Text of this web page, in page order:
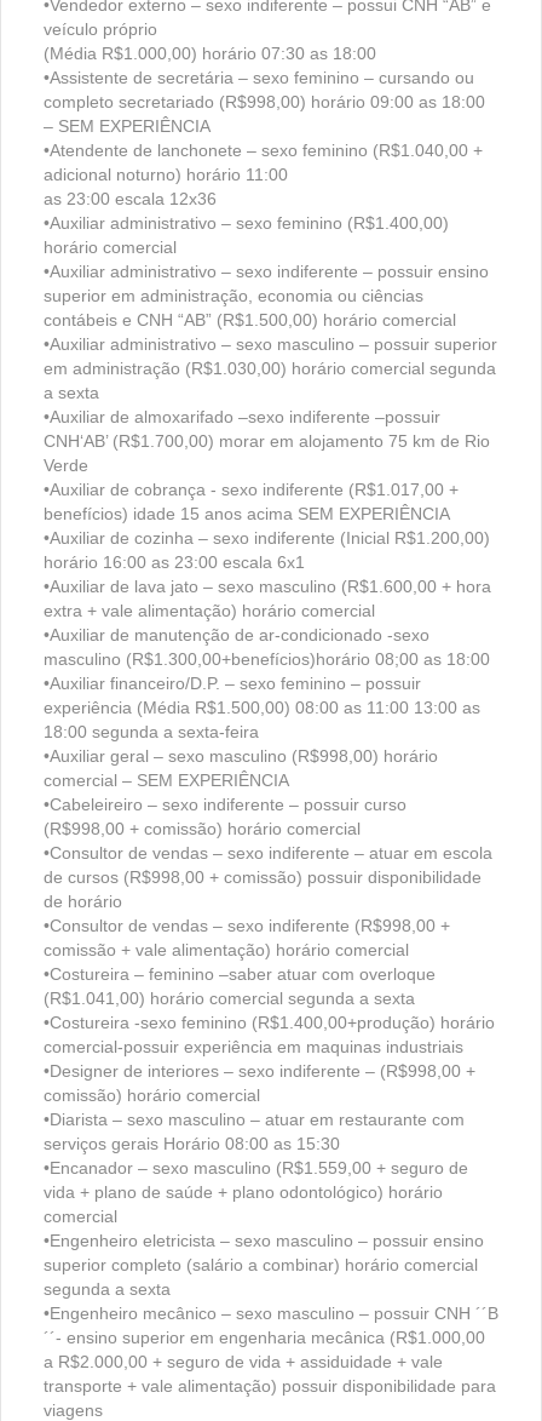
•Vendedor externo – sexo indiferente – possui CNH “AB” e
veículo próprio
(Média R$1.000,00) horário 07:30 as 18:00
•Assistente de secretária – sexo feminino – cursando ou
completo secretariado (R$998,00) horário 09:00 as 18:00
– SEM EXPERIÊNCIA
•Atendente de lanchonete – sexo feminino (R$1.040,00 +
adicional noturno) horário 11:00
as 23:00 escala 12x36
•Auxiliar administrativo – sexo feminino (R$1.400,00)
horário comercial
•Auxiliar administrativo – sexo indiferente – possuir ensino
superior em administração, economia ou ciências
contábeis e CNH “AB” (R$1.500,00) horário comercial
•Auxiliar administrativo – sexo masculino – possuir superior
em administração (R$1.030,00) horário comercial segunda
a sexta
•Auxiliar de almoxarifado –sexo indiferente –possuir
CNH‘AB’ (R$1.700,00) morar em alojamento 75 km de Rio
Verde
•Auxiliar de cobrança - sexo indiferente (R$1.017,00 +
benefícios) idade 15 anos acima SEM EXPERIÊNCIA
•Auxiliar de cozinha – sexo indiferente (Inicial R$1.200,00)
horário 16:00 as 23:00 escala 6x1
•Auxiliar de lava jato – sexo masculino (R$1.600,00 + hora
extra + vale alimentação) horário comercial
•Auxiliar de manutenção de ar-condicionado -sexo
masculino (R$1.300,00+benefícios)horário 08;00 as 18:00
•Auxiliar financeiro/D.P. – sexo feminino – possuir
experiência (Média R$1.500,00) 08:00 as 11:00 13:00 as
18:00 segunda a sexta-feira
•Auxiliar geral – sexo masculino (R$998,00) horário
comercial – SEM EXPERIÊNCIA
•Cabeleireiro – sexo indiferente – possuir curso
(R$998,00 + comissão) horário comercial
•Consultor de vendas – sexo indiferente – atuar em escola
de cursos (R$998,00 + comissão) possuir disponibilidade
de horário
•Consultor de vendas – sexo indiferente (R$998,00 +
comissão + vale alimentação) horário comercial
•Costureira – feminino –saber atuar com overloque
(R$1.041,00) horário comercial segunda a sexta
•Costureira -sexo feminino (R$1.400,00+produção) horário
comercial-possuir experiência em maquinas industriais
•Designer de interiores – sexo indiferente – (R$998,00 +
comissão) horário comercial
•Diarista – sexo masculino – atuar em restaurante com
serviços gerais Horário 08:00 as 15:30
•Encanador – sexo masculino (R$1.559,00 + seguro de
vida + plano de saúde + plano odontológico) horário
comercial
•Engenheiro eletricista – sexo masculino – possuir ensino
superior completo (salário a combinar) horário comercial
segunda a sexta
•Engenheiro mecânico – sexo masculino – possuir CNH ´´B
´´- ensino superior em engenharia mecânica (R$1.000,00
a R$2.000,00 + seguro de vida + assiduidade + vale
transporte + vale alimentação) possuir disponibilidade para
viagens